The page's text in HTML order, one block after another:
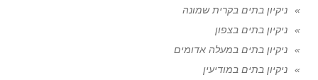
ניקיון בתים בקרית שמונה
ניקיון בתים בצפון
ניקיון בתים במעלה אדומים
ניקיון בתים במודיעין